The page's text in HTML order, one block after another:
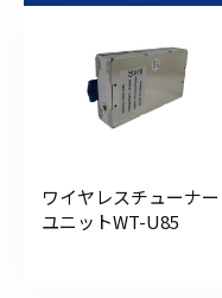
ワイヤレスチューナー
ユニットWT-U85